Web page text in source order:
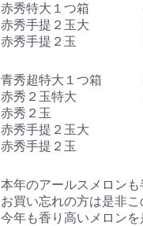
赤秀特大１つ箱
赤秀手提２玉大
赤秀手提２玉 ３
青秀超特大１つ箱
赤秀２玉特大 ２
赤秀２玉 ９
赤秀手提２玉大
赤秀手提２玉
本年のアールスメロン
お買い忘れの方は是非こ
今年も香り高いメロンを